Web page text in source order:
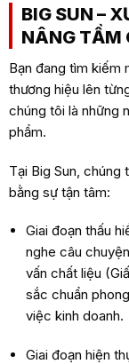
BIG SUN –
NÂNG TẦM
Bạn đang tìm kiếm
thương hiệu lên
chúng tôi là những
phẩm.
Tại Big Sun, chúng
bằng sự tận tâm:
Giai đoạn thấu
nghe câu
vấn chất liệu
sắc chuẩn
việc kinh doanh.
Giai đoạn hiện